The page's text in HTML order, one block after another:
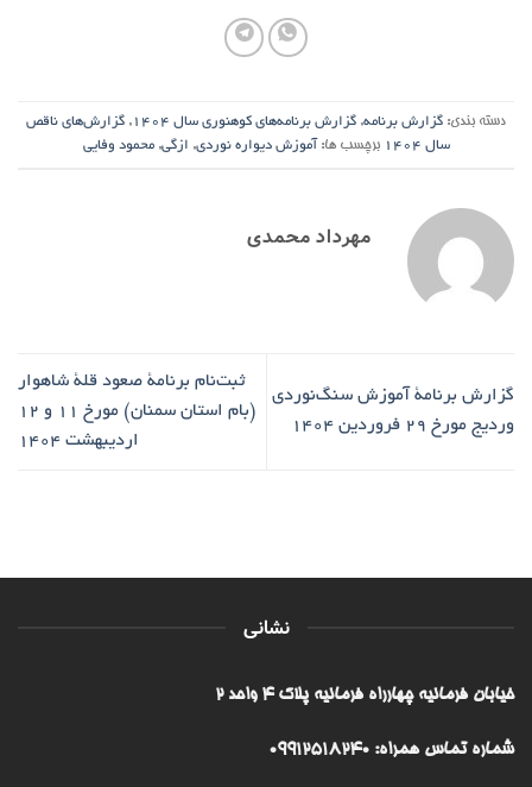
دسته بندی: گزارش برنامه, گزارش برنامه‌های کوهنوری سال ۱۴۰۴ , گزارش‌های ناقص
سال ۱۴۰۴
برچسب ها: آموزش دیواره نوردی, ازگی,محمود وفایی
مهرداد محمدی
گزارش برنامۀ آموزش سنگ‌نوردی
وردیج مورخ ۲۹ فروردین ۱۴۰۴
ثبت‌نام برنامۀ صعود قلۀ شاهوار
(بام استان سمنان) مورخ ۱۱ و ۱۲
اردیبهشت ۱۴۰۴
نشانی
خیابان فرمانیه چهارراه فرمانیه پلاک ۴ واحد ۲
شماره تماس همراه: 09912518240